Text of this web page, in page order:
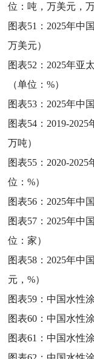
位：吨，万美元，
图表51： 2025年中
万美元）
图表52： 2025年亚
（单位：%）
图表53： 2025年中
图表54： 2019-
万吨）
图表55： 2020-
位：%）
图表56： 2025年中
图表57： 2025年中
位：家）
图表58： 2025年中
元，%）
图表59：中国水性
图表60：中国水性
图表61：中国水性